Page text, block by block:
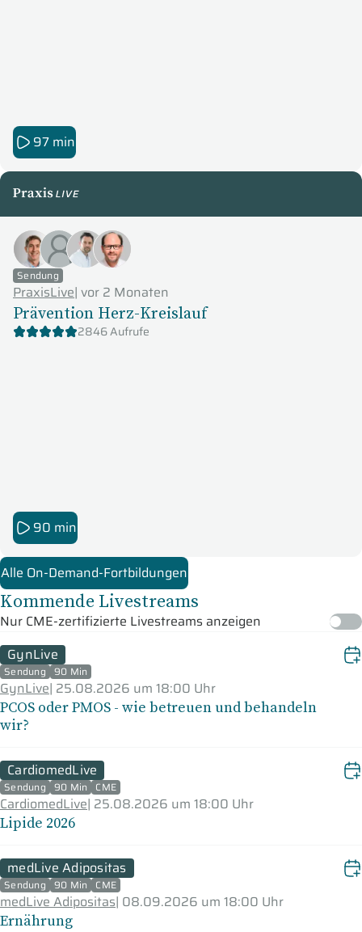
97 min
PraxisLive
Sendung
PraxisLive| vor 2 Monaten
Prävention Herz-Kreislauf
2846 Aufrufe
90 min
Alle On-Demand-Fortbildungen
Kommende Livestreams
Nur CME-zertifizierte Livestreams anzeigen
GynLive
Sendung 90 Min
GynLive| 25.08.2026 um 18:00 Uhr
PCOS oder PMOS - wie betreuen und behandeln
wir?
CardiomedLive
Sendung 90 Min CME
CardiomedLive| 25.08.2026 um 18:00 Uhr
Lipide 2026
medLive Adipositas
Sendung 90 Min CME
medLive Adipositas| 08.09.2026 um 18:00 Uhr
Ernährung